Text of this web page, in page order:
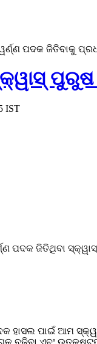
ପଦକ ଜିତିବାକୁ
IST
ପଦକ ଜିତିଥିବା
ହାସଲ ପାଇଁ ଆମ